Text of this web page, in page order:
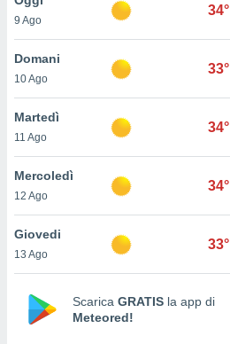
è
al sito
di
ci
di
il
un
la
9 Ago
34°
Domani
10 Ago
33°
Martedì
11 Ago
34°
Mercoledì
12 Ago
34°
Giovedi
13 Ago
33°
Scarica GRATIS la app di
Meteored!